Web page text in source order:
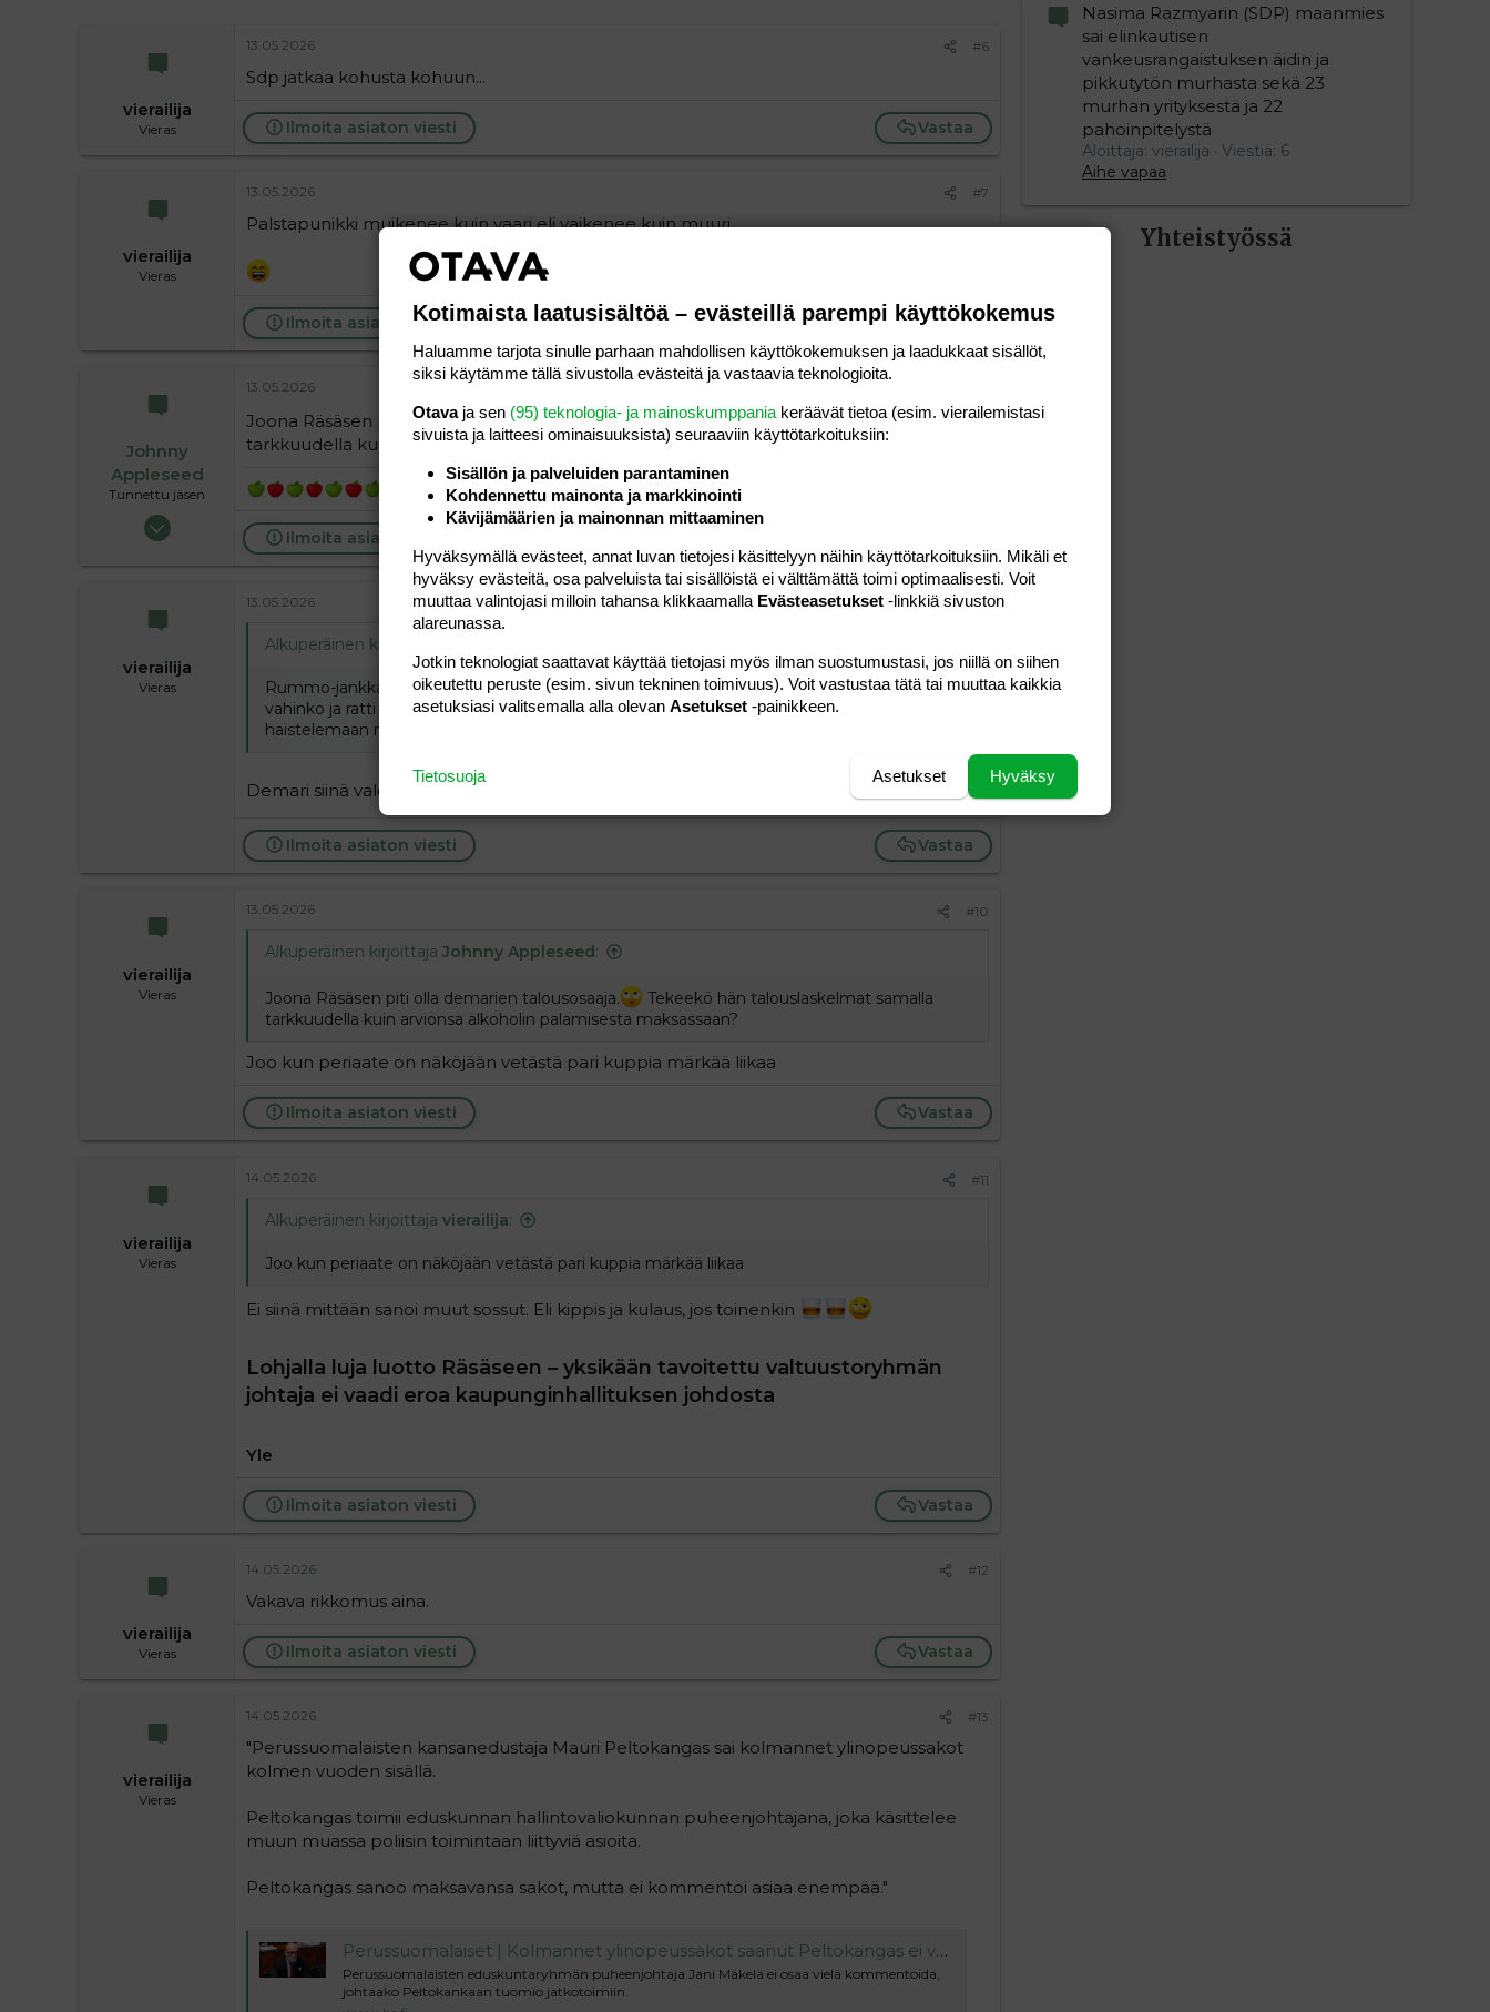
vierailija
Vieras
13.05.2026 #6
Sdp jatkaa kohusta kohuun...
Vastaa
Ilmoita asiaton viesti
vierailija
Vieras
13.05.2026 #7
Palstapunikki muikenee kuin vaari eli vaikenee kuin muuri.
Vastaa
Ilmoita asiaton viesti
Johnny
Appleseed
Tunnettu jäsen
05.03.2024
13.05.2026
Joona Räsäsen piti olla demarien talousosaaja.
Tekeekö hän talouslaskelmat samalla
tarkkuudella kuin arvionsa alkoholin palamisesta maksassaan?
Ilmoita asiaton viesti
vierailija
Vieras
13.05.2026 #9
Alkuperäinen kirjoittaja
Rummo-jankkaajalle tiedoksi, että heilaus tapahtui kännissä ja läpällä, kissantappo oli
vahinko ja ratti johtui hallituksen eriarvoistavasta politiikasta. Mene takaisin uuninpankolle
haistelemaan mummosi kalsareita.
Demari siinä valehtelee niinkuin talon tapa aina on
Vastaa
Ilmoita asiaton viesti
vierailija
Vieras
13.05.2026 #10
Alkuperäinen kirjoittaja Johnny Appleseed:
Joona Räsäsen piti olla demarien talousosaaja.
Tekeekö hän talouslaskelmat samalla
tarkkuudella kuin arvionsa alkoholin palamisesta maksassaan?
Joo kun periaate on näköjään vetästä pari kuppia märkää liikaa
Vastaa
Ilmoita asiaton viesti
vierailija
Vieras
14.05.2026 #11
Alkuperäinen kirjoittaja vierailija:
Joo kun periaate on näköjään vetästä pari kuppia märkää liikaa
Ei siinä mittään sanoi muut sossut. Eli kippis ja kulaus, jos toinenkin
Lohjalla luja luotto Räsäseen – yksikään tavoitettu valtuustoryhmän
johtaja ei vaadi eroa kaupunginhallituksen johdosta​
Yle
Vastaa
Ilmoita asiaton viesti
vierailija
Vieras
14.05.2026 #12
Vakava rikkomus aina.
Vastaa
Ilmoita asiaton viesti
vierailija
Vieras
14.05.2026 #13
"Perussuomalaisten kansanedustaja Mauri Peltokangas sai kolmannet ylinopeussakot
kolmen vuoden sisällä.
Peltokangas toimii eduskunnan hallintovaliokunnan puheenjohtajana, joka käsittelee
muun muassa poliisin toimintaan liittyviä asioita.
Peltokangas sanoo maksavansa sakot, mutta ei kommentoi asiaa enempää."
Perussuomalaiset | Kolmannet ylinopeussakot saanut Peltokangas ei väisty hallintovaliokunnan johdosta
Perussuomalaisten eduskuntaryhmän puheenjohtaja Jani Mäkelä ei osaa vielä kommentoida,
johtaako Peltokankaan tuomio jatkotoimiin.
Nasima Razmyarin (SDP) maanmies
sai elinkautisen
vankeusrangaistuksen äidin ja
pikkutytön murhasta sekä 23
murhan yrityksestä ja 22
pahoinpitelystä
Aloittaja: vierailija
Viestiä: 6
Aihe vapaa
Yhteistyössä
Kotimaista laatusisältöä – evästeillä parempi käyttökokemus
Haluamme tarjota sinulle parhaan mahdollisen käyttökokemuksen ja laadukkaat sisällöt,
siksi käytämme tällä sivustolla evästeitä ja vastaavia teknologioita.
Otavaja sen (95) teknologia- ja mainoskumppania keräävät tietoa (esim. vierailemis­tasi
sivuista ja laitteesi ominaisuuk­sista) seuraaviin käyttötarkoituksiin:
Sisällön ja palveluiden parantaminen
Kohdennettu mainonta ja markkinointi
Kävijämäärien ja mainonnan mittaaminen
Hyväksymällä evästeet, annat luvan tietojesi käsittelyyn näihin käyttötarkoituksiin. Mikäli et
hyväksy evästeitä, osa palveluista tai sisällöistä ei välttämättä toimi optimaalisesti. Voit
muuttaa valintojasi milloin tahansa klikkaamalla Evästeasetukset -linkkiä sivuston
alareunassa.
Jotkin teknologiat saattavat käyttää tietojasi myös ilman suostumustasi, jos niillä on siihen
oikeutettu peruste (esim. sivun tekninen toimivuus). Voit vastustaa tätä tai muuttaa kaikkia
asetuksiasi valitsemalla alla olevan Asetukset -painikkeen.
Hyväksy
Asetukset
Tietosuoja